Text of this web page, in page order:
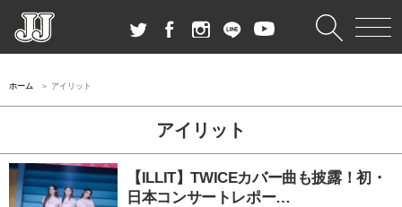
ホーム アイリット
アイリット
【ILLIT】TWICEカバー曲も披露！初・
日本コンサートレポー…